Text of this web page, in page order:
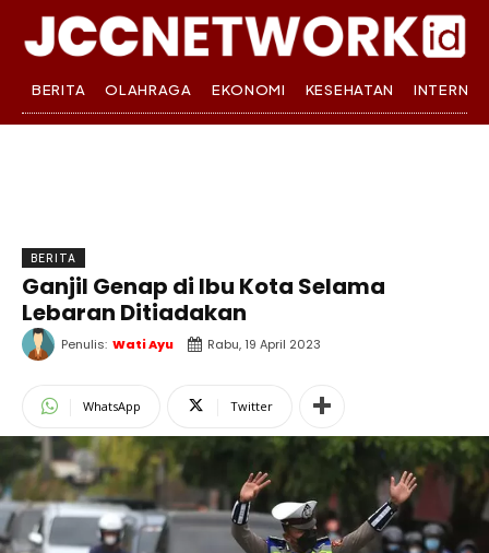
BERITA OLAHRAGA EKONOMI KESEHATAN
BERITA
Ganjil Genap di Ibu Kota Selama
Lebaran Ditiadakan
Penulis: Wati Ayu Rabu, 19 April 2023
WhatsApp Twitter